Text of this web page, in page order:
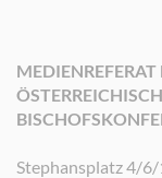
MEDIENREFERAT
Stephansplatz 4/6/